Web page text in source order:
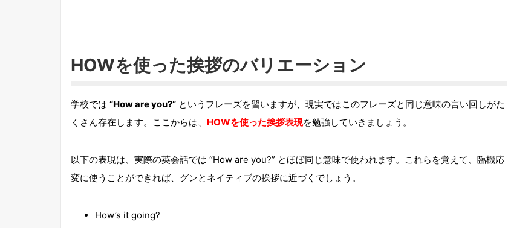
HOWを使った挨拶のバリエーション
学校では “How are you?”というフレーズを習いますが、現実ではこのフレーズと同じ意味の言い回しがた
くさん存在します。ここからは、 HOWを使った挨拶表現を勉強していきましょう。
以下の表現は、実際の英会話では “How are you?” とほぼ同じ意味で使われます。これらを覚えて、臨機応
変に使うことができれば、グンとネイティブの挨拶に近づくでしょう。
How’s it going?